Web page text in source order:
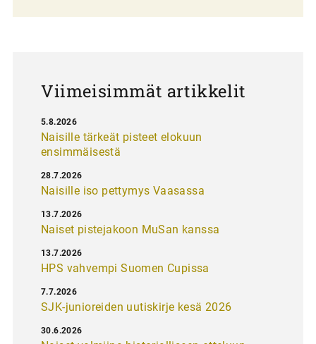
Viimeisimmät artikkelit
Naisille tärkeät pisteet elokuun
ensimmäisestä
5.8.2026
Naisille iso pettymys Vaasassa
28.7.2026
Naiset pistejakoon MuSan kanssa
13.7.2026
HPS vahvempi Suomen Cupissa
13.7.2026
SJK-junioreiden uutiskirje kesä 2026
7.7.2026
30.6.2026